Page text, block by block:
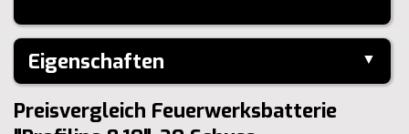
Eigenschaften ▼
Hersteller:
Weco
Preisvergleich Feuerwerksbatterie